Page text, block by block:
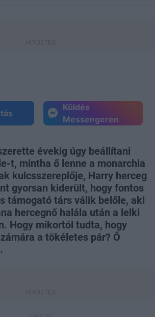
Küldés
Messengeren
évekig úgy beállítani
t, mintha ő lenne a monarchia
kulcsszereplője, Harry herceg
gyorsan kiderült, hogy fontos
támogató társ válik belőle, aki
hercegnő halála után a lelki
Hogy mikortól tudta, hogy
a tökéletes pár? Ő